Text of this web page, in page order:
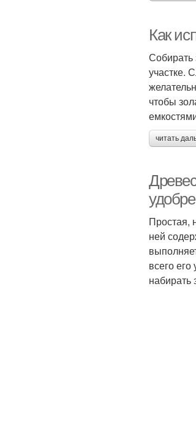
Как
Собирать
участке.
чтобы
читать
Простая,
ней
всего
набирать